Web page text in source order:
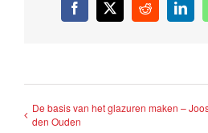
Facebook
X Reddit
De basis van het glazuren maken –
den Ouden